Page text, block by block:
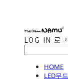
LOG IN 로
HOME
LED무